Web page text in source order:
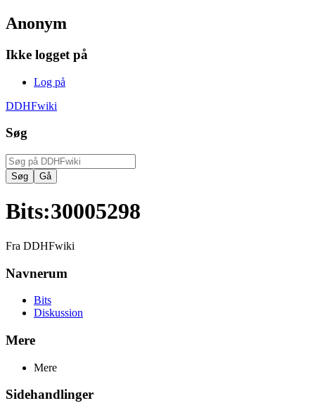
Anonym
Ikke logget på
Log på
DDHFwiki
Søg
Bits:30005298
Fra DDHFwiki
Navnerum
Bits
Diskussion
Mere
Mere
Sidehandlinger